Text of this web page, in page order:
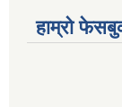
हाम्रो